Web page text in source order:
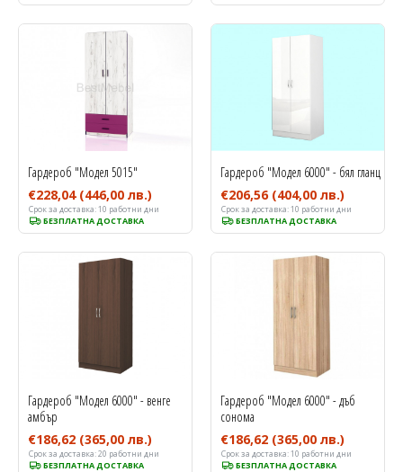
Срок за доставка:10 работни дни
БЕЗПЛАТНА ДОСТАВКА
Гардероб "Модел 5015"
€228,04 (446,00 лв.)
Срок за доставка:10 работни дни
БЕЗПЛАТНА ДОСТАВКА
Гардероб "Модел 6000" - бял гланц
€206,56 (404,00 лв.)
Срок за доставка:20 работни дни
БЕЗПЛАТНА ДОСТАВКА
Гардероб "Модел 6000" - венге
амбър
€186,62 (365,00 лв.)
Срок за доставка:10 работни дни
БЕЗПЛАТНА ДОСТАВКА
Гардероб "Модел 6000" - дъб
сонома
€186,62 (365,00 лв.)